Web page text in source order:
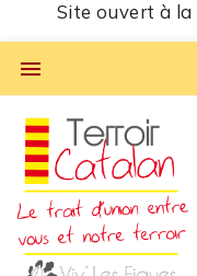
Site ouvert à

et
19h
Site ouvert à la
jusqu'à mardi